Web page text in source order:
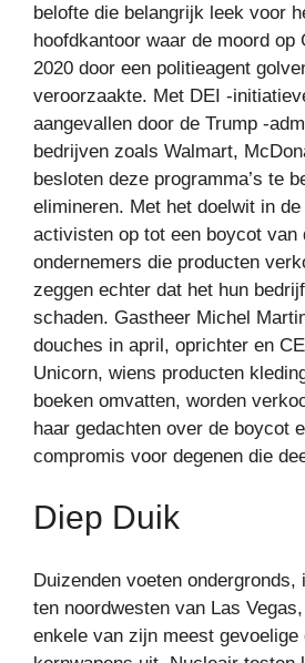
belofte die belangrijk leek voor
hoofdkantoor waar de moord op
2020 door een politieagent
veroorzaakte. Met DEI -
aangevallen door de Trump -
bedrijven zoals Walmart,
besloten deze programma’s te
elimineren. Met het doelwit in
activisten op tot een boycot van
ondernemers die producten
zeggen echter dat het hun
schaden. Gastheer Michel
douches in april, oprichter en
Unicorn, wiens producten
boeken omvatten, worden
haar gedachten over de boycot
compromis voor degenen die
Diep Duik
Duizenden voeten ondergronds,
ten noordwesten van Las
enkele van zijn meest gevoelige